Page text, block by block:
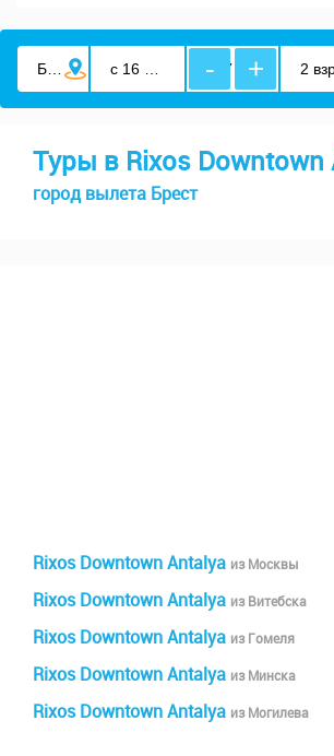
- +
Туры в Rixos Downtown
город вылета Брест
Rixos Downtown Antalya из Москвы
Rixos Downtown Antalya из Витебска
Rixos Downtown Antalya из Гомеля
Rixos Downtown Antalya из Минска
Rixos Downtown Antalya из Могилева